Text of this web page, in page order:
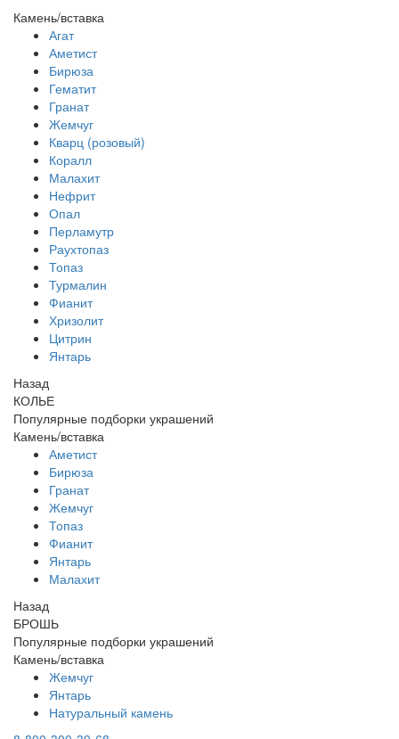
Камень/вставка
Агат
Аметист
Бирюза
Гематит
Гранат
Жемчуг
Кварц (розовый)
Коралл
Малахит
Нефрит
Опал
Перламутр
Раухтопаз
Топаз
Турмалин
Фианит
Хризолит
Цитрин
Янтарь
Назад
КОЛЬЕ
Популярные подборки украшений
Камень/вставка
Аметист
Бирюза
Гранат
Жемчуг
Топаз
Фианит
Янтарь
Малахит
Назад
БРОШЬ
Популярные подборки украшений
Камень/вставка
Жемчуг
Янтарь
Натуральный камень